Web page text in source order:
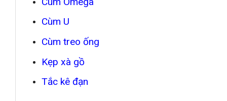
Cùm U
Cùm treo ống
Kẹp xà gồ
Tắc kê đạn